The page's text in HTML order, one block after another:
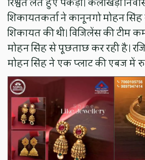
शिकायतकर्ता ने कानूनगो मोहन
शिकायत की थी। विजिलेंस की टीम
मोहन सिंह से पूछताछ कर रही है।
मोहन सिंह ने एक प्लाट की एबज में